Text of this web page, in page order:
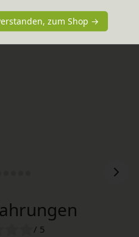
/ 5
zum Shop →